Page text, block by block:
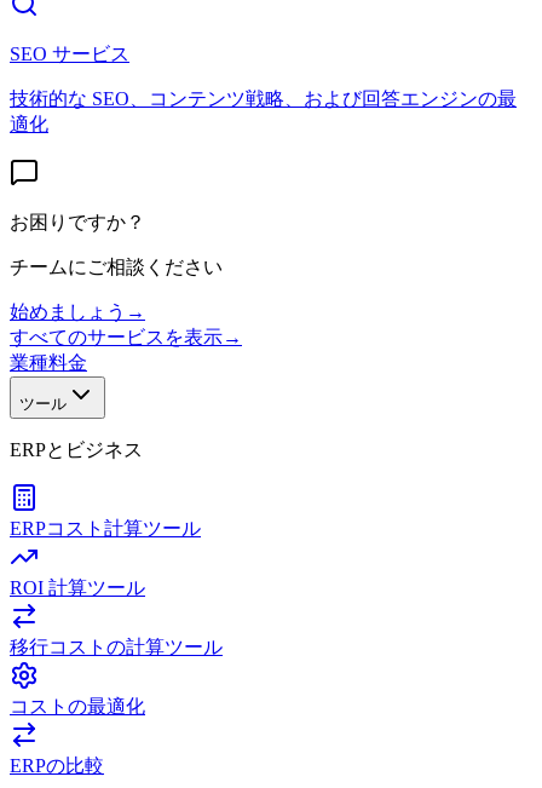
SEO サービス
技術的な SEO、コンテンツ戦略、および回答エンジンの最
適化
お困りですか？
チームにご相談ください
始めましょう →
すべてのサービスを表示→
業種料金
ツール
ERPとビジネス
ERPコスト計算ツール
ROI 計算ツール
移行コストの計算ツール
コストの最適化
ERPの比較